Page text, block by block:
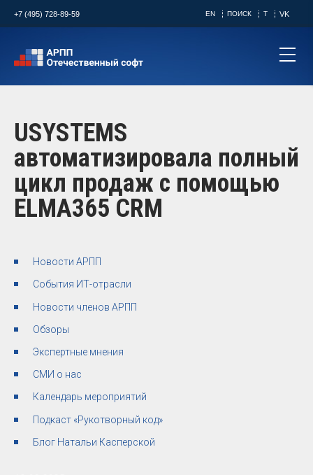
+7 (495) 728-89-59 EN ПОИСК T VK
USYSTEMS
автоматизировала полный
цикл продаж с помощью
ELMA365 CRM
Новости АРПП
События ИТ-отрасли
Новости членов АРПП
Обзоры
Экспертные мнения
СМИ о нас
Календарь мероприятий
Подкаст «Рукотворный код»
Блог Натальи Касперской